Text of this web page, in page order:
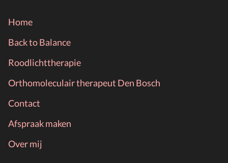
Home
Back to Balance
Roodlichttherapie
Orthomoleculair therapeut Den Bosch
Contact
Afspraak maken
Over mij